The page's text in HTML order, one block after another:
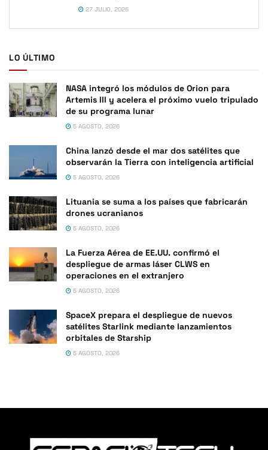
27 JULIO, 2026
LO ÚLTIMO
NASA integró los módulos de Orion para
Artemis III y acelera el próximo vuelo tripulado
de su programa lunar
5 AGOSTO, 2026
China lanzó desde el mar dos satélites que
observarán la Tierra con inteligencia artificial
5 AGOSTO, 2026
Lituania se suma a los países que fabricarán
drones ucranianos
5 AGOSTO, 2026
La Fuerza Aérea de EE.UU. confirmó el
despliegue de armas láser CLWS en
operaciones en el extranjero
5 AGOSTO, 2026
SpaceX prepara el despliegue de nuevos
satélites Starlink mediante lanzamientos
orbitales de Starship
5 AGOSTO, 2026